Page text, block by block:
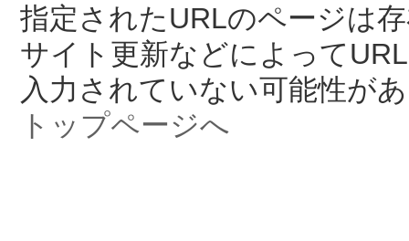
指定されたURLのページは
サイト更新などによって
入力されていない可能性が
トップページへ